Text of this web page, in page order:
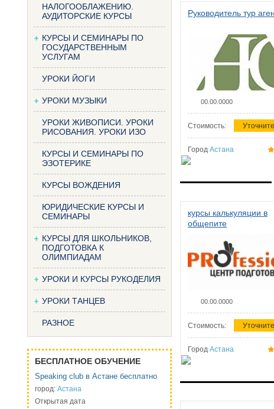
НАЛОГООБЛАЖЕНИЮ.
АУДИТОРСКИЕ КУРСЫ
КУРСЫ И СЕМИНАРЫ ПО
ГОСУДАРСТВЕННЫМ
УСЛУГАМ
УРОКИ ЙОГИ
УРОКИ МУЗЫКИ
УРОКИ ЖИВОПИСИ. УРОКИ
РИСОВАНИЯ. УРОКИ ИЗО
КУРСЫ И СЕМИНАРЫ ПО
ЭЗОТЕРИКЕ
КУРСЫ ВОЖДЕНИЯ
ЮРИДИЧЕСКИЕ КУРСЫ И
СЕМИНАРЫ
КУРСЫ ДЛЯ ШКОЛЬНИКОВ,
ПОДГОТОВКА К
ОЛИМПИАДАМ
УРОКИ И КУРСЫ РУКОДЕЛИЯ
УРОКИ ТАНЦЕВ
РАЗНОЕ
БЕСПЛАТНОЕ ОБУЧЕНИЕ
Speaking club в Астане бесплатно
город: Астана
Открытая дата
Руководитель тур
00.00.0000
Стоимость: Уточните
Город Астана
курсы калькуляции в
общепите
00.00.0000
Стоимость: Уточните
Город Астана